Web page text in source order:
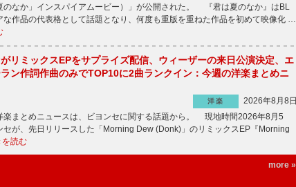
のなか」インスパイアムービー）」が公開された。 『君は夏のなか』はBL
な作品の代表格として話題となり、何度も重版を重ねた作品を初めて映像化 …
リミックスEPをサプライズ配信、ウィーザーの来日公演決定、エ
ラン作詞作曲のみでTOP10に2曲ランクイン：今週の洋楽まとめニ
洋楽
2026年8月8日
まとめニュースは、ビヨンセに関する話題から。 現地時間2026年8月5
セが、先日リリースした「Morning Dew (Donk)」のリミックスEP『Morning
を読む
more »